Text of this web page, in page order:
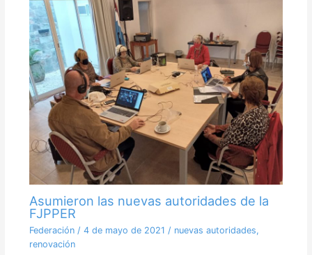
Asumieron las nuevas autoridades de la
FJPPER
Federación/ 4 de mayo de 2021 / nuevas autoridades,
renovación